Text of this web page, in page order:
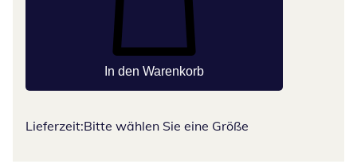
In den Warenkorb
Lieferzeit:Bitte wählen Sie eine Größe